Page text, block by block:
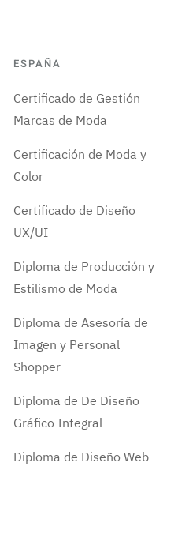
ESPAÑA
Certificado de Gestión
Marcas de Moda
Certificación de Moda y
Color
Certificado de Diseño
UX/UI
Diploma de Producción y
Estilismo de Moda
Diploma de Asesoría de
Imagen y Personal
Shopper
Diploma de De Diseño
Gráfico Integral
Diploma de Diseño Web